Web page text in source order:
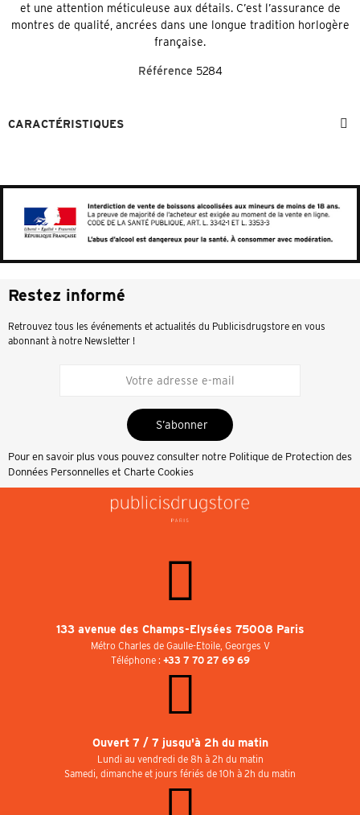
et une attention méticuleuse aux détails. C’est l’assurance de
montres de qualité, ancrées dans une longue tradition horlogère
française.
Référence 5284
CARACTÉRISTIQUES
Restez informé
Retrouvez tous les événements et actualités du Publicisdrugstore en vous
abonnant à notre Newsletter !
S’abonner
Pour en savoir plus vous pouvez consulter notre Politique de Protection des
Données Personnelles et Charte Cookies
133 avenue des Champs-Elysées 75008 Paris
Métro Charles de Gaulle-Etoile, Georges V
Téléphone : +33 7 70 27 69 69
Ouvert 7 / 7 jusqu'à 2h du matin
Lundi au vendredi de 8h à 2h du matin
Samedi, dimanche et jours fériés de 10h à 2h du matin